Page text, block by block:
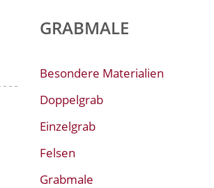
GRABMALE
Besondere Materialien
Doppelgrab
Einzelgrab
Felsen
Grabmale